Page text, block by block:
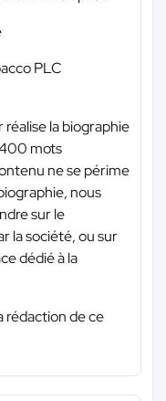
PLC
la biographie
mots
ne se périme
nous
sur le
la société, ou sur
dédié à la
rédaction de ce